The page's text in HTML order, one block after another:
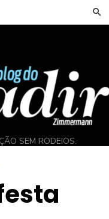
SEM RODEIOS.